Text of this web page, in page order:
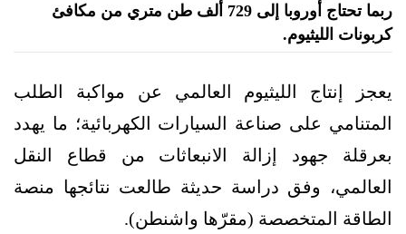
ربما تحتاج أوروبا إلى 729 ألف طن متري من مكافئ
كربونات الليثيوم.
يعجز إنتاج الليثيوم العالمي عن مواكبة الطلب
المتنامي على صناعة السيارات الكهربائية؛ ما يهدد
بعرقلة جهود إزالة الانبعاثات من قطاع النقل
العالمي، وفق دراسة حديثة طالعت نتائجها منصة
الطاقة المتخصصة (مقرّها واشنطن).